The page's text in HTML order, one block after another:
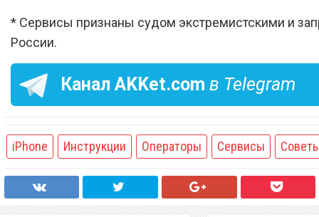
* Сервисы признаны судом экстремистскими и
России.
Канал AKKet.com в Telegram
iPhone Инструкции Операторы Сервисы